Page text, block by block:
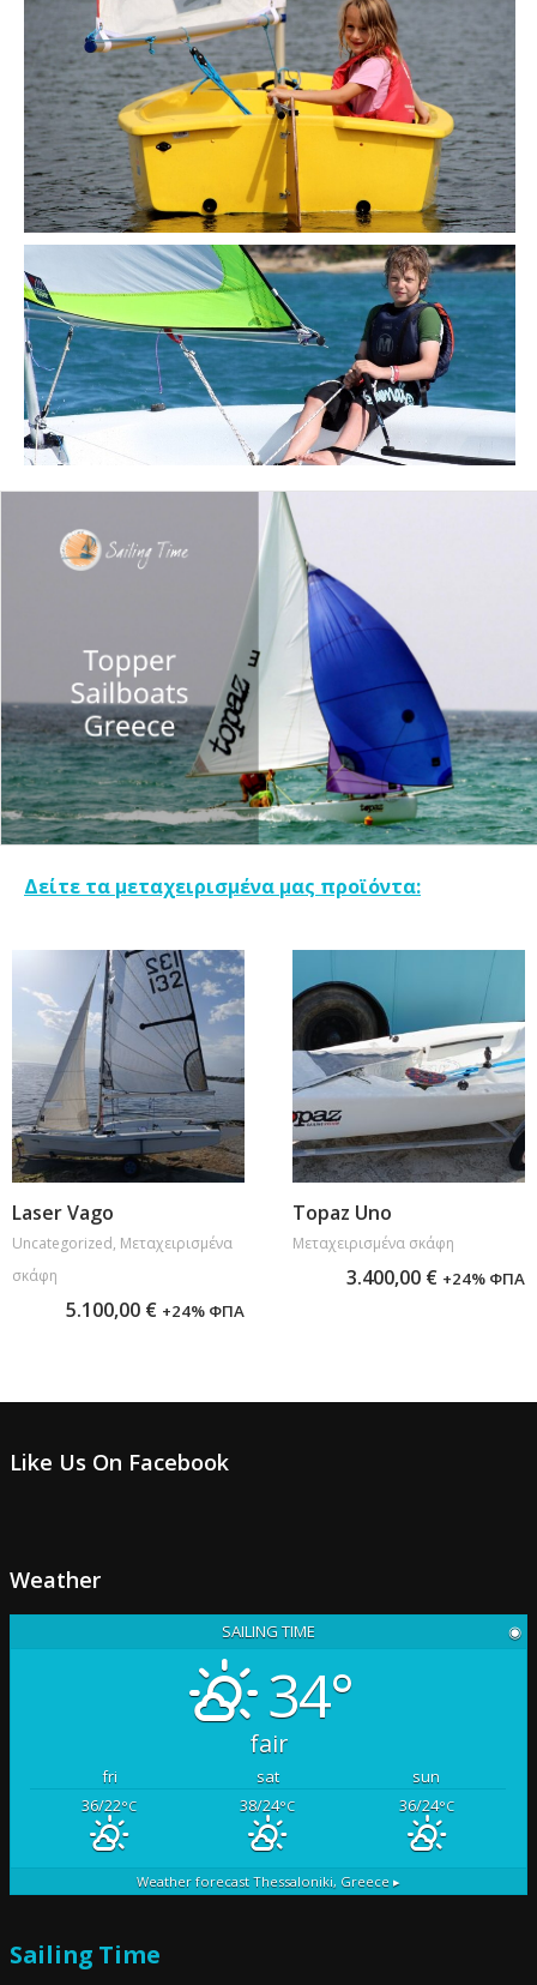
Δείτε τα μεταχειρισμένα μας προϊόντα:
Προσθήκη στο καλάθι
Laser Vago
Uncategorized, Μεταχειρισμένα
σκάφη
5.100,00 € +24% ΦΠΑ
Προσθήκη στο καλάθι
Topaz Uno
Μεταχειρισμένα σκάφη
3.400,00 € +24% ΦΠΑ
Like Us On Facebook
Weather
SAILING TIME ◉
34°
fair
fri sat
sun
36/22°C 38/24°C 36/24°C
Weather forecast Thessaloniki, Greece ▸
Sailing Time